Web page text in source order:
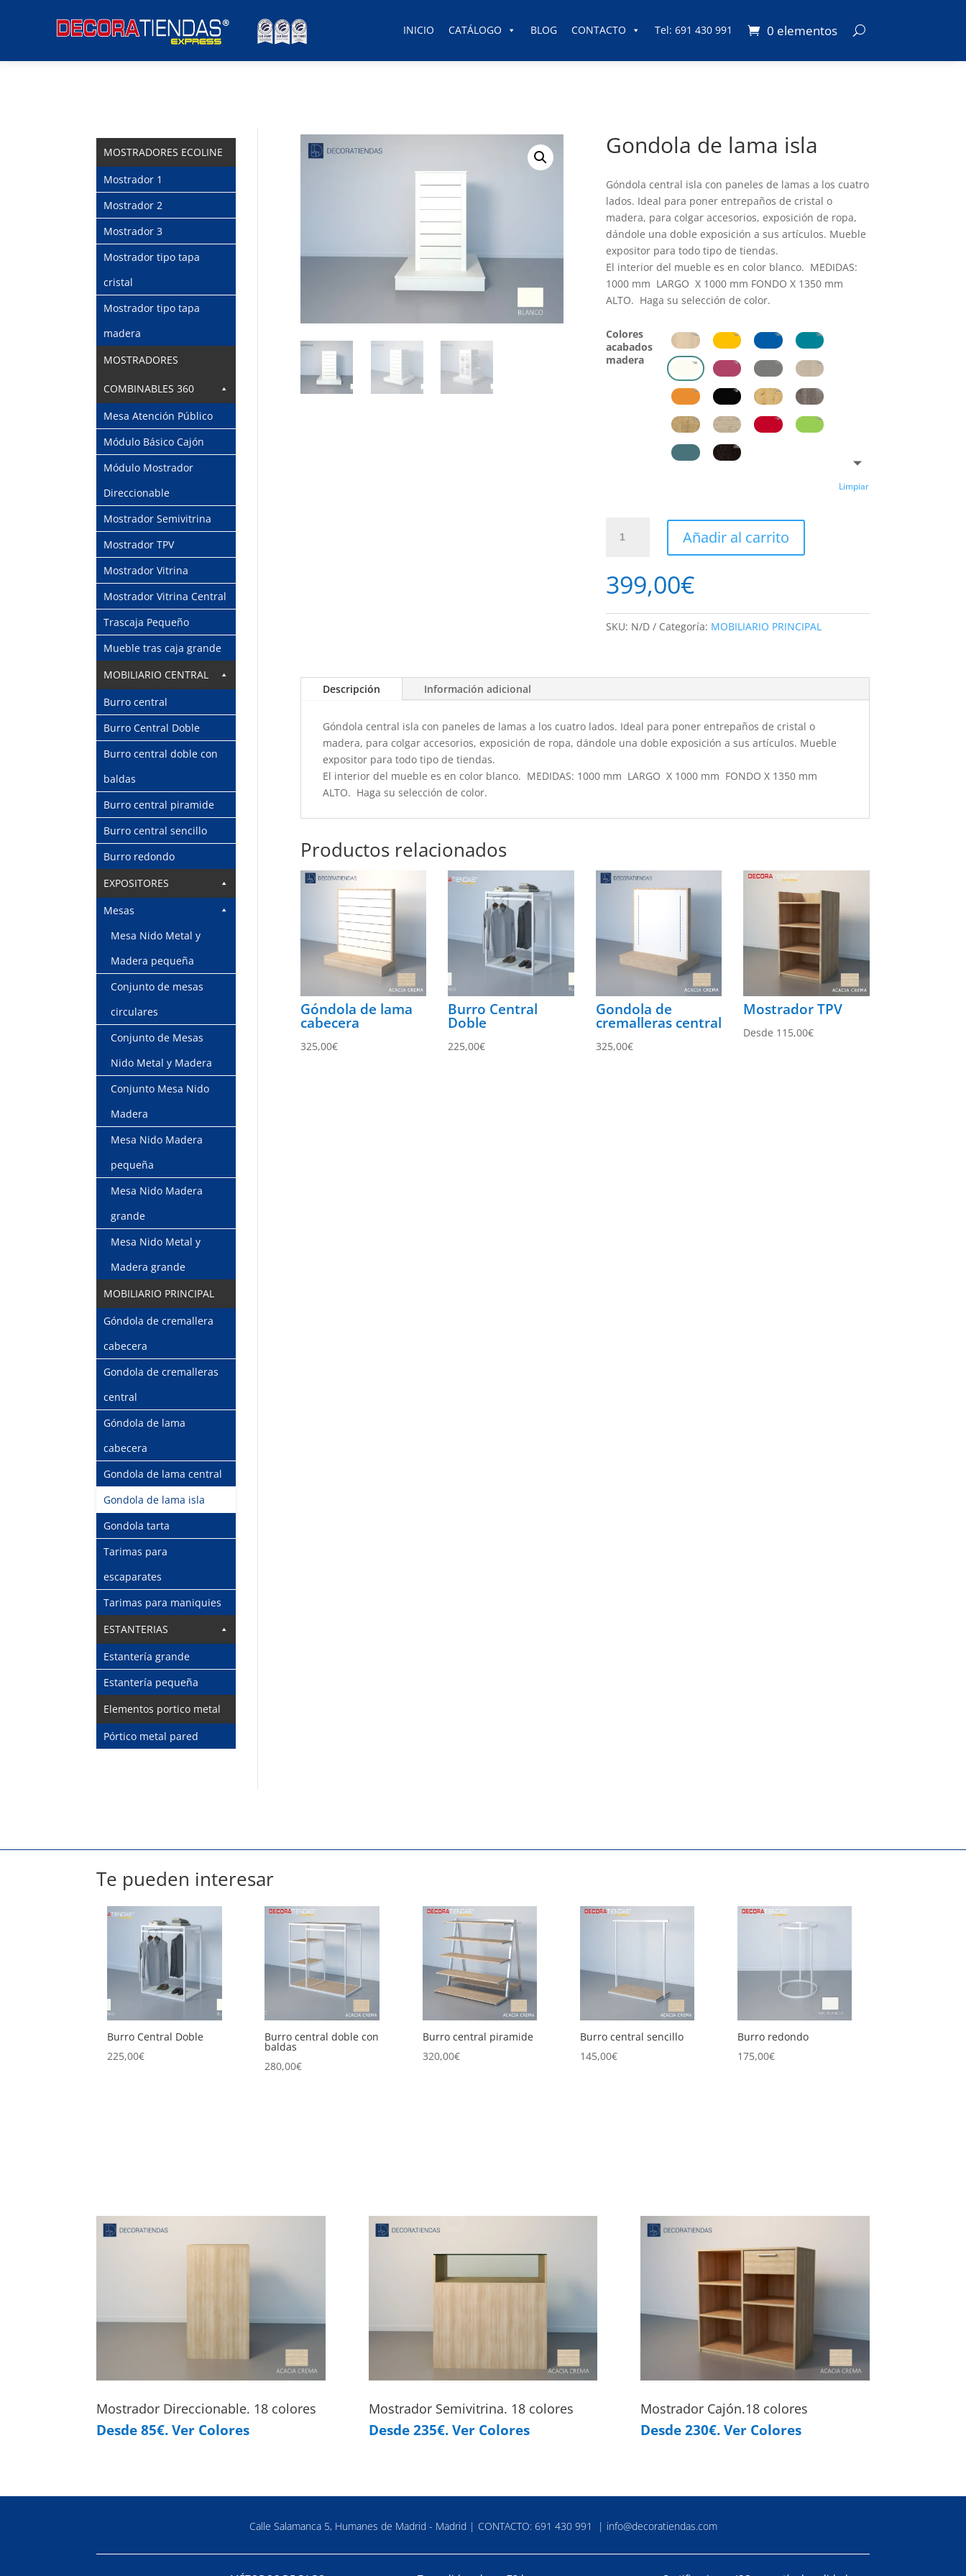
INICIO CATÁLOGO BLOG CONTACTO Tel: 691 430 991 0 elementos
MOSTRADORES ECOLINE
Mostrador 1
Mostrador 2
Mostrador 3
Mostrador tipo tapa
cristal
Mostrador tipo tapa
madera
MOSTRADORES
COMBINABLES 360
Mesa Atención Público
Módulo Básico Cajón
Módulo Mostrador
Direccionable
Mostrador Semivitrina
Mostrador TPV
Mostrador Vitrina
Mostrador Vitrina Central
Trascaja Pequeño
Mueble tras caja grande
MOBILIARIO CENTRAL
Burro central
Burro Central Doble
Burro central doble con
baldas
Burro central piramide
Burro central sencillo
Burro redondo
EXPOSITORES
Mesas
Mesa Nido Metal y
Madera pequeña
Conjunto de mesas
circulares
Conjunto de Mesas
Nido Metal y Madera
Conjunto Mesa Nido
Madera
Mesa Nido Madera
pequeña
Mesa Nido Madera
grande
Mesa Nido Metal y
Madera grande
MOBILIARIO PRINCIPAL
Góndola de cremallera
cabecera
Gondola de cremalleras
central
Góndola de lama
cabecera
Gondola de lama central
Gondola de lama isla
Gondola tarta
Tarimas para
escaparates
Tarimas para maniquies
ESTANTERIAS
Estantería grande
Estantería pequeña
Elementos portico metal
Pórtico metal pared
Gondola de lama isla
Góndola central isla con paneles de lamas a los cuatro
lados. Ideal para poner entrepaños de cristal o
madera, para colgar accesorios, exposición de ropa,
dándole una doble exposición a sus artículos. Mueble
expositor para todo tipo de tiendas.
El interior del mueble es en color blanco. MEDIDAS:
1000 mm LARGO X 1000 mm FONDO X 1350 mm
ALTO. Haga su selección de color.
Colores
acabados
madera
Limpiar
isla
cantidad
Añadir al carrito
399,00€
SKU: N/D Categoría: MOBILIARIO PRINCIPAL
Descripción Información adicional
Góndola central isla con paneles de lamas a los cuatro lados. Ideal para poner entrepaños de cristal o
madera, para colgar accesorios, exposición de ropa, dándole una doble exposición a sus artículos. Mueble
expositor para todo tipo de tiendas.
El interior del mueble es en color blanco. MEDIDAS: 1000 mm LARGO X 1000 mm FONDO X 1350 mm
ALTO. Haga su selección de color.
Productos relacionados
Góndola de lama
cabecera
325,00€
Burro Central
Doble
225,00€
Gondola de
cremalleras central
325,00€
Mostrador TPV
Desde 115,00€
Te pueden interesar
Burro Central Doble
225,00€
Burro central doble con
baldas
280,00€
Burro central piramide
320,00€
Burro central sencillo
145,00€
Burro redondo
175,00€
Mostrador Direccionable. 18 colores
Desde 85€. Ver Colores
Mostrador Semivitrina. 18 colores
Desde 235€. Ver Colores
Mostrador Cajón.18 colores
Desde 230€. Ver Colores
Calle Salamanca 5, Humanes de Madrid - Madrid | CONTACTO: 691 430 991 | info@decoratiendas.com